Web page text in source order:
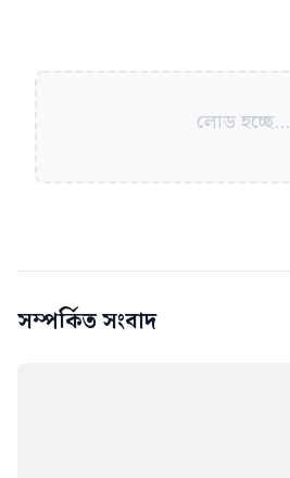
লোড হচ্ছে...
সম্পর্কিত সংবাদ